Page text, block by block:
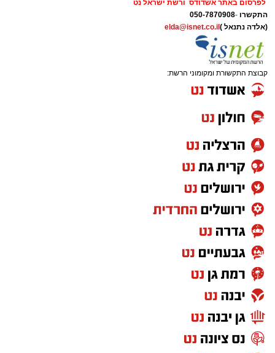
לפרסום באתר אשדודס ורשת ישראל נט
התקשרו -
050-7870908
(אלדה נתנאל ) elda@isnet.co.il
קבוצת התקשורת ומקומוני הרשת: